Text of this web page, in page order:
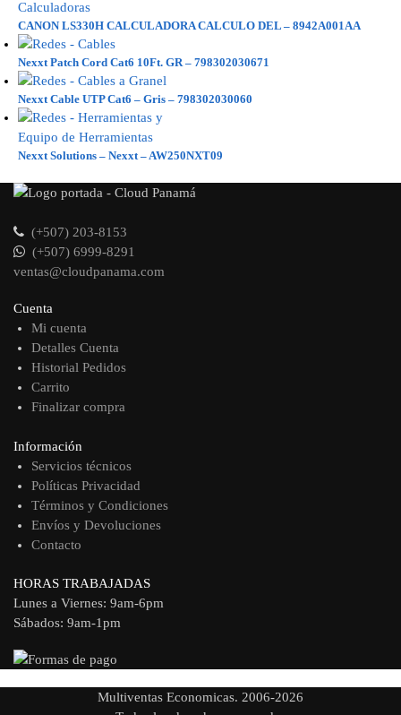
CANON LS330H CALCULADORA CALCULO DEL – 8942A001AA
Nexxt Patch Cord Cat6 10Ft. GR – 798302030671
Nexxt Cable UTP Cat6 – Gris – 798302030060
Nexxt Solutions – Nexxt – AW250NXT09
(+507) 203-8153
(+507) 6999-8291
ventas@cloudpanama.com
Cuenta
Mi cuenta
Detalles Cuenta
Historial Pedidos
Carrito
Finalizar compra
Información
Servicios técnicos
Políticas Privacidad
Términos y Condiciones
Envíos y Devoluciones
Contacto
HORAS TRABAJADAS
Lunes a Viernes: 9am-6pm
Sábados: 9am-1pm
Multiventas Economicas. 2006-2026